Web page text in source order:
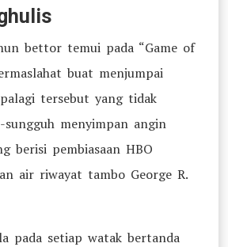
bettor temui pada “Game of
buat menjumpai
tersebut yang tidak
sungguh menyimpan angin
berisi pembiasaan HBO
air riwayat tambo George R.
pada setiap watak bertanda